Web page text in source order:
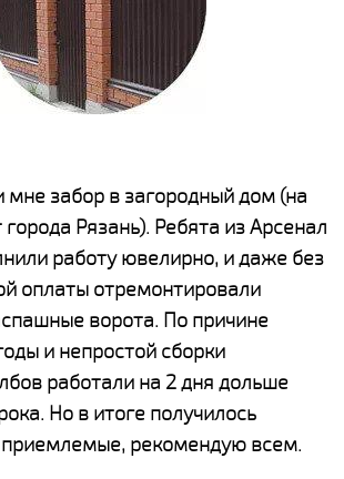
мне забор в загородный дом (на
Рязань). Ребята из Арсенал
работу ювелирно, и даже без
оплаты отремонтировали
ворота. По причине
и непростой сборки
работали на 2 дня дольше
Но в итоге получилось
рекомендую всем.